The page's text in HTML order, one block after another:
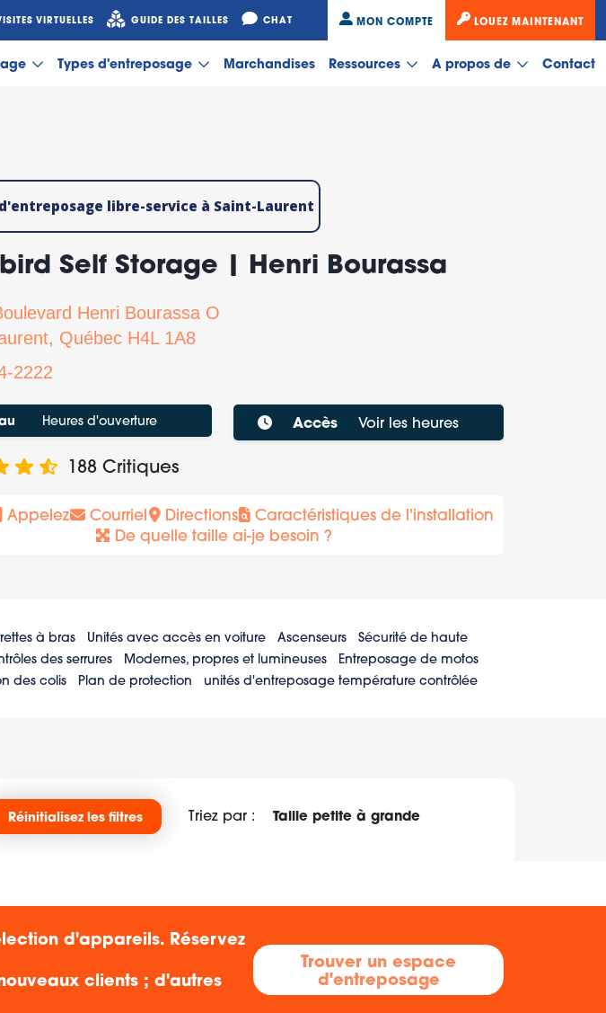
VIRTUELLES GUIDE DES TAILLES CHAT MON COMPTE LOUEZ MAINTENANT
Types d'entreposage Marchandises Ressources A propos de Contact
libre-service à Saint-Laurent
Self Storage | Henri Bourassa
Henri Bourassa O
Québec H4L 1A8
2222
Heures d'ouverture Accès Voir les heures
188Critiques
Appelez Courriel Directions
Caractéristiques de l'installation
De quelle taille ai-je besoin ?
à bras Unités avec accès en voiture Ascenseurs
Sécurité de haute
des serrures Modernes, propres et lumineuses
Entreposage de motos
des colis Plan de protection unités d'entreposage température contrôlée
Réinitialisez les filtres Triez par : Taille petite à grande
d'appareils. Réservez
clients ; d'autres
Trouver un espace
d'entreposage